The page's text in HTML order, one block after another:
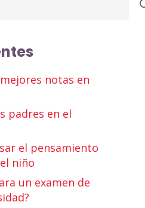
notas en
padres en el
el pensamiento
niño
un examen de